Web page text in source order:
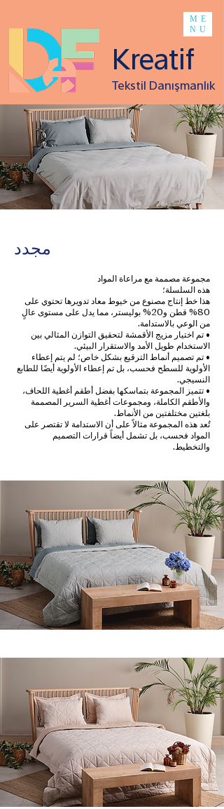
ME
NU
Kreatif
Tekstil Danışmanlık
مجدد
مجموعة مصممة مع مراعاة المواد
هذه السلسلة؛
هذا خط إنتاج مصنوع من خيوط معاد تدويرها تحتوي على
80% قطن و20% بوليستر، مما يدل على مستوى عالٍ
من الوعي بالاستدامة.
• تم اختيار مزيج الأقمشة لتحقيق التوازن المثالي بين
الاستخدام طويل الأمد والاستقرار البيئي.
• تم تصميم أنماط الترقيع بشكل خاص؛ لم يتم إعطاء
الأولوية للسطح فحسب، بل تم إعطاء الأولوية أيضًا للطابع
النسيجي.
• تتميز المجموعة بتماسكها بفضل أطقم أغطية اللحاف،
والأطقم الكاملة، ومجموعات أغطية السرير المصممة
بلغتين مختلفتين من الأنماط.
تُعد هذه المجموعة مثالاً على أن الاستدامة لا تقتصر على
المواد فحسب، بل تشمل أيضاً قرارات التصميم
والتخطيط.